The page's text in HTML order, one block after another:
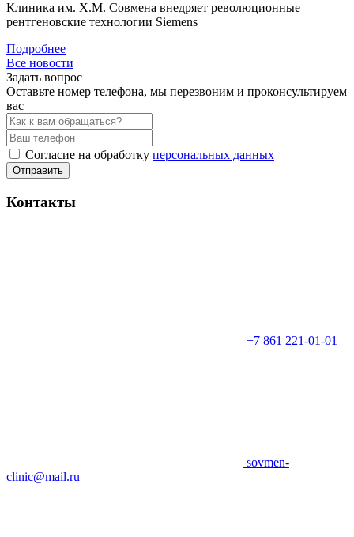
Клиника им. Х.М. Совмена внедряет революционные
рентгеновские технологии Siemens
Подробнее
Все новости
Задать вопрос
Оставьте номер телефона, мы перезвоним и проконсультируем
вас
Согласие на обработку персональных данных
Отправить
Контакты
+7 861 221-01-01
sovmen-
clinic@mail.ru